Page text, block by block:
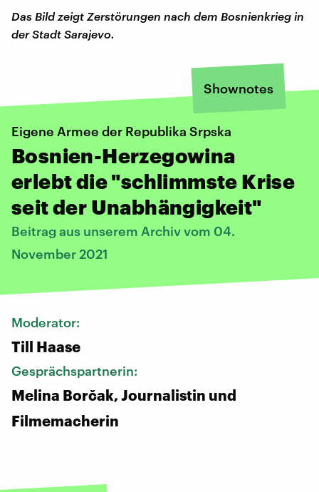
Das Bild zeigt Zerstörungen nach dem Bosnienkrieg in
der Stadt Sarajevo.
Shownotes
Eigene Armee der Republika Srpska
Bosnien-Herzegowina
erlebt die "schlimmste Krise
seit der Unabhängigkeit"
Beitrag aus unserem Archiv vom 04.
November 2021
Moderator:
Till Haase
Gesprächspartnerin:
Melina Borčak, Journalistin und
Filmemacherin